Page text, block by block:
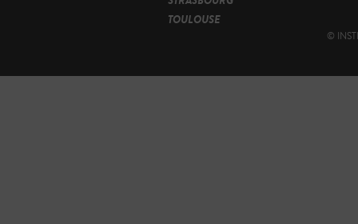
TOULOUSE
©